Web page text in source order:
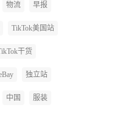
物流 早报
TikTok美国站
干货
独立站
中国 服装